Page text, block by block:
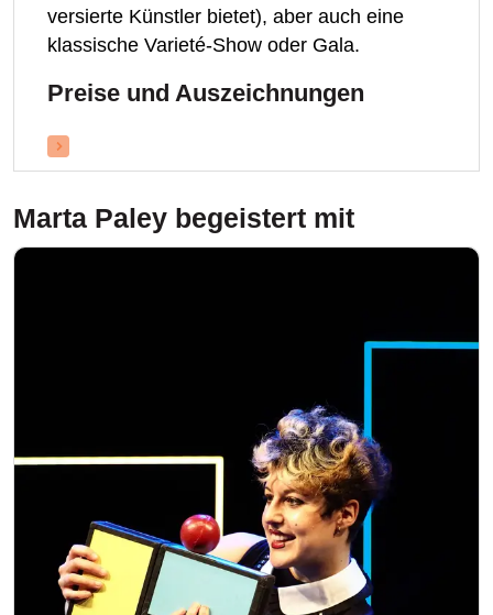
versierte Künstler bietet), aber auch eine
klassische Varieté-Show oder Gala.
Preise und Auszeichnungen
Marta Paley begeistert mit